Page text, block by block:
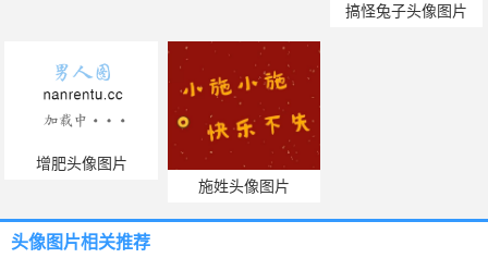
搞怪兔子头像图片
增肥头像图片
施姓头像图片
头像图片相关推荐